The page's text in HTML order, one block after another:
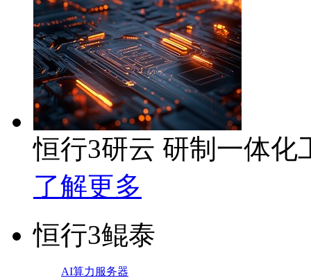
恒行3研云 研制一体化
了解更多
恒行3鲲泰
AI算力服务器